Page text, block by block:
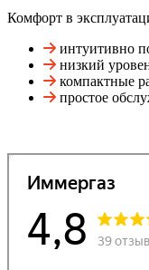
Комфорт в
интуитивно
низкий
компактные
простое